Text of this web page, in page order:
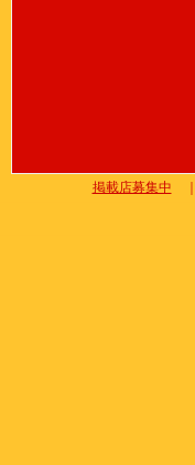
掲載店募集中